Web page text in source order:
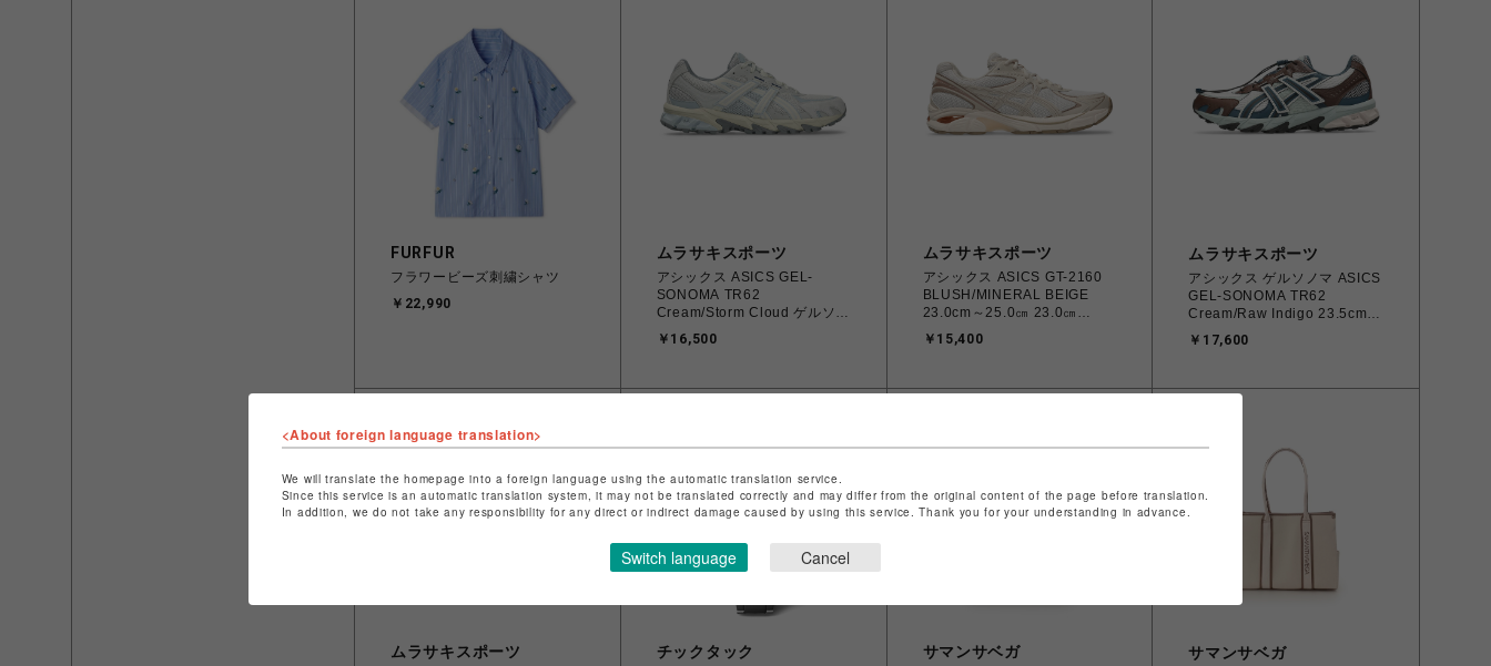
FURFUR
フラワービーズ刺繍シャツ
￥22,990
ムラサキスポーツ
アシックス ASICS GEL-
SONOMA TR62
Cream/Storm Cloud ゲルソノ
1203A734.102
￥16,500
ムラサキスポーツ
アシックス ASICS GT-2160
BLUSH/MINERAL BEIGE
23.0cm～25.0㎝ 23.0㎝
4571633253669 レディース
￥15,400
ムラサキスポーツ
アシックス ゲルソノマ ASICS
GEL-SONOMA TR62
Cream/Raw Indigo 23.5cm～
4571633244131 レディース
を除く】
￥17,600
ムラサキスポーツ チックタック サマンサベガ サマンサベガ
<About foreign language translation>
We will translate the homepage into a foreign language using the automatic translation service.
Since this service is an automatic translation system, it may not be translated correctly and may differ from the original content of the page before translation.
In addition, we do not take any responsibility for any direct or indirect damage caused by using this service. Thank you for your understanding in advance.
Switch language Cancel